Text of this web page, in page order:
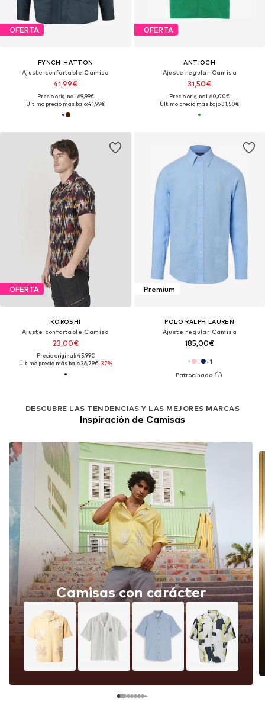
OFERTA
FYNCH-HATTON
Ajuste confortable Camisa
41,99€
Precio original: 69,99€
Último precio más bajo:41,99€
OFERTA
ANTIOCH
Ajuste regular Camisa
31,50€
Precio original: 60,00€
Último precio más bajo:31,50€
OFERTA
KOROSHI
Ajuste confortable Camisa
23,00€
Precio original: 45,99€
Último precio más bajo:36,79€-37%
Premium
POLO RALPH LAUREN
Ajuste regular Camisa
185,00€
+1
DESCUBRE LAS TENDENCIAS Y LAS MEJORES MARCAS
Inspiración de Camisas
Camisas con carácter